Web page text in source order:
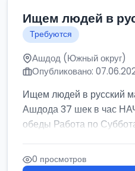
Ищем людей в
Требуются
Ашдод (Южный округ)
Опубликовано:
Ищем людей в русский
Ашдода 37 шек в час
обеды Работа по
0 просмотров